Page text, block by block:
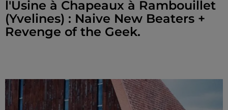
l'Usine à Chapeaux à Rambouillet
(Yvelines) : Naive New Beaters +
Revenge of the Geek.